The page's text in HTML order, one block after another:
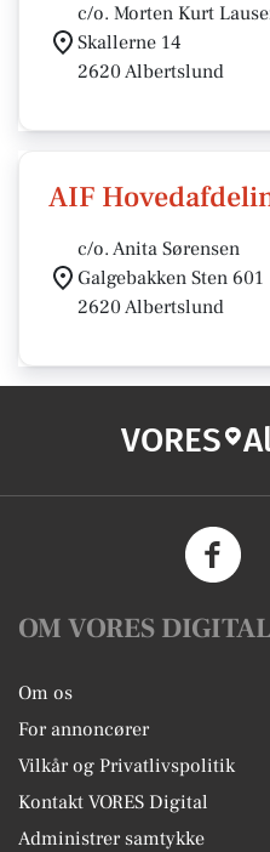
c/o. Morten Kurt
Skallerne 14
2620 Albertslund
AIF
c/o. Anita Sørensen
Galgebakken Sten 601
2620 Albertslund
VORES
OM VORES DIGITAL
Om os
For annoncører
Vilkår og Privatlivspolitik
Kontakt VORES Digital
Administrer samtykke